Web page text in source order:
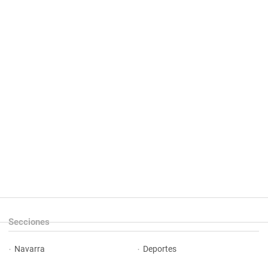
Secciones
Navarra Deportes